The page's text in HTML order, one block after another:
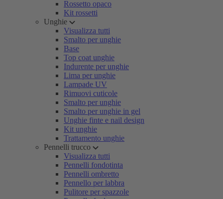
Rossetto opaco
Kit rossetti
Unghie
Visualizza tutti
Smalto per unghie
Base
Top coat unghie
Indurente per unghie
Lima per unghie
Lampade UV
Rimuovi cuticole
Smalto per unghie
Smalto per unghie in gel
Unghie finte e nail design
Kit unghie
Trattamento unghie
Pennelli trucco
Visualizza tutti
Pennelli fondotinta
Pennelli ombretto
Pennello per labbra
Pulitore per spazzole